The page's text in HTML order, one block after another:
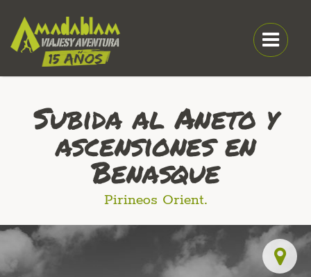
Subida al Aneto y
ascensiones en
Benasque
Pirineos Orient.